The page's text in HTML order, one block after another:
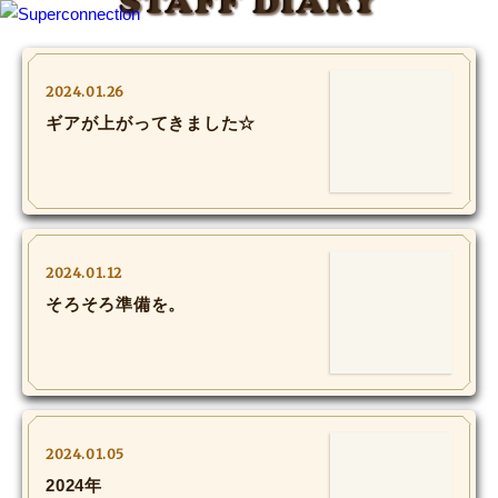
2024.01.26
ギアが上がってきました☆
2024.01.12
そろそろ準備を。
2024.01.05
2024年
INFO
SHIHO’s DIARY
STAFF DIARY
SHIHO’s VOICE
SPECIAL
#Throwback